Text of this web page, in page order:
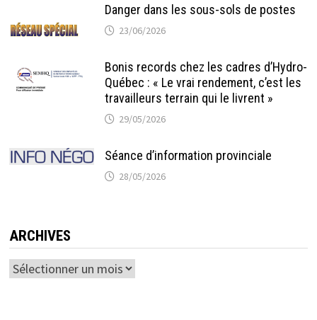
Danger dans les sous-sols de postes
23/06/2026
Bonis records chez les cadres d’Hydro-
Québec : « Le vrai rendement, c’est les
travailleurs terrain qui le livrent »
29/05/2026
Séance d’information provinciale
28/05/2026
ARCHIVES
Archives